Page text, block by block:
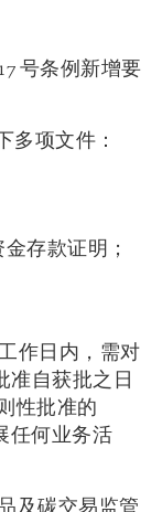
号条例新增要
多项文件：
存款证明；
作日内，需对
准自获批之日
性批准的
任何业务活
及碳交易监管